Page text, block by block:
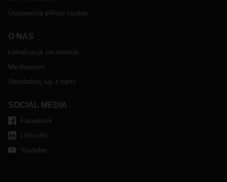
Ustawienia plików cookie
O NAS
Lokalizacje na świecie
Mediaroom
Skontaktuj się z nami
SOCIAL MEDIA
Facebook
LinkedIn
Youtube